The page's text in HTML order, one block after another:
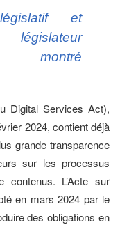
et
montré
Digital Services Act),
2024, contient déjà
grande transparence
sur les processus
contenus. L’Acte sur
en mars 2024 par le
des obligations en